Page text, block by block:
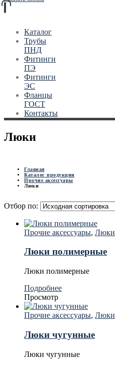
Каталог
Трубы
ПНД
Фитинги
ПЭ
Фитинги
ЭС
Фланцы
ГОСТ
Контакты
Люки
Главная
Каталог продукции
Прочие аксессуары
Люки
Отбор по:
Прочие аксессуары, Люки
Люки полимерные
Люки полимерные
Подробнее
Просмотр
Прочие аксессуары, Люки
Люки чугунные
Люки чугунные